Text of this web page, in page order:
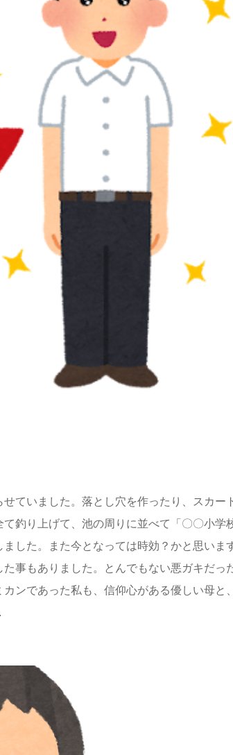
ていました。落とし穴を作ったり、スカー
釣り上げて、池の周りに並べて「〇〇小学
した。また今となっては時効？かと思いま
事もありました。とんでもない悪ガキだっ
ンであった私も、信仰心がある優しい母と